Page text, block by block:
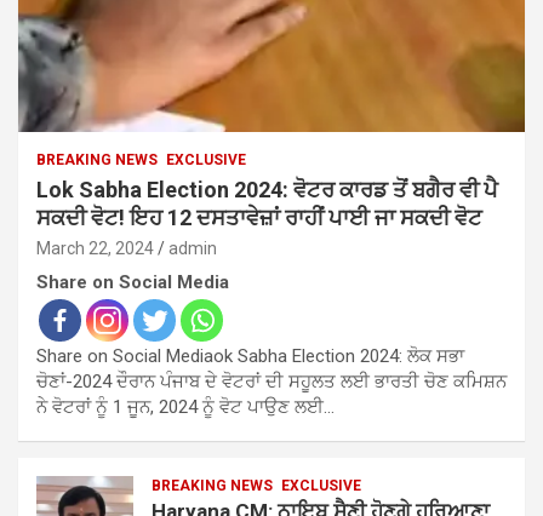
BREAKING NEWS EXCLUSIVE
Lok Sabha Election 2024: ਵੋਟਰ ਕਾਰਡ ਤੋਂ ਬਗੈਰ ਵੀ ਪੈ
ਸਕਦੀ ਵੋਟ! ਇਹ 12 ਦਸਤਾਵੇਜ਼ਾਂ ਰਾਹੀਂ ਪਾਈ ਜਾ ਸਕਦੀ ਵੋਟ
March 22, 2024 admin
Share on Social Media
Share on Social Mediaok Sabha Election 2024: ਲੋਕ ਸਭਾ
ਚੋਣਾਂ-2024 ਦੌਰਾਨ ਪੰਜਾਬ ਦੇ ਵੋਟਰਾਂ ਦੀ ਸਹੂਲਤ ਲਈ ਭਾਰਤੀ ਚੋਣ ਕਮਿਸ਼ਨ
ਨੇ ਵੋਟਰਾਂ ਨੂੰ 1 ਜੂਨ, 2024 ਨੂੰ ਵੋਟ ਪਾਉਣ ਲਈ…
BREAKING NEWS EXCLUSIVE